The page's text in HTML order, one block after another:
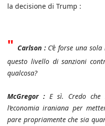
la decisione di Trump :
" Carlson :C’è forse una
questo livello di sanzioni
qualcosa?
McGregor : E sì. Credo che
l’economia iraniana per
pare propriamente che sia